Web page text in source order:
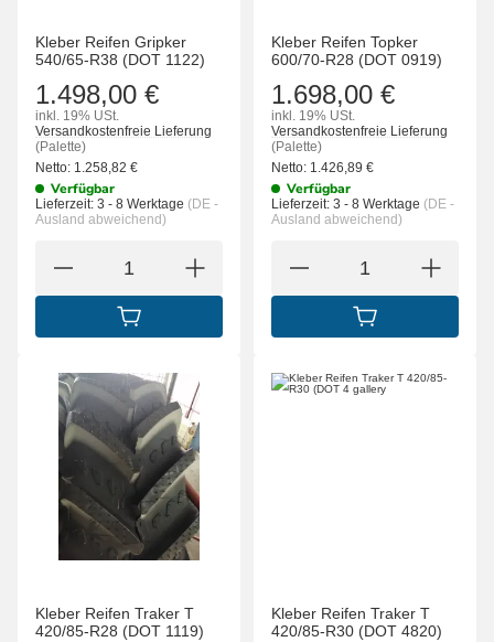
Kleber Reifen Gripker
540/65-R38 (DOT 1122)
1.498,00 €
inkl. 19% USt.
Versandkostenfreie Lieferung
(Palette)
Netto: 1.258,82 €
Verfügbar
Lieferzeit: 3 - 8 Werktage (DE -
Ausland abweichend)
IN DEN WARENKORB
Kleber Reifen Topker
600/70-R28 (DOT 0919)
1.698,00 €
inkl. 19% USt.
Versandkostenfreie Lieferung
(Palette)
Netto: 1.426,89 €
Verfügbar
Lieferzeit: 3 - 8 Werktage (DE -
Ausland abweichend)
IN DEN
Kleber Reifen Traker T
420/85-R28 (DOT 1119)
Kleber Reifen Traker T
420/85-R30 (DOT 4820)